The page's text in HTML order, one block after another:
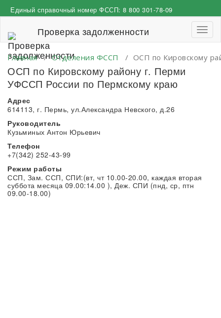
к
Единый справочный номер ФССП: 8 800 301-78-09
Проверка задолженности
Главная/Отделения ФССП / ОСП по Кировскому
ОСП по Кировскому району г. Перми
УФССП России по Пермскому краю
Адрес
614113, г. Пермь, ул.Александра Невского, д.26
Руководитель
Кузьминых Антон Юрьевич
Телефон
+7(342) 252-43-99
Режим работы
ССП, Зам. ССП, СПИ:(вт, чт 10.00-20.00, каждая вторая
суббота месяца 09.00:14.00 ), Деж. СПИ (пнд, ср, птн
09.00-18.00)